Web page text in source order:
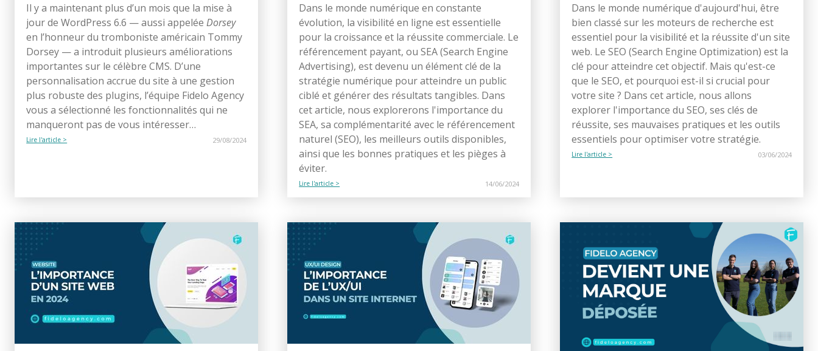
Il y a maintenant plus d’un mois que la mise à
jour de WordPress 6.6 — aussi appeléeDorsey
en l’honneur du tromboniste américain Tommy
Dorsey — a introduit plusieurs améliorations
importantes sur le célèbre CMS. D’une
personnalisation accrue du site à une gestion
plus robuste des plugins, l’équipe Fidelo Agency
vous a sélectionné les fonctionnalités qui ne
manqueront pas de vous intéresser…
Lire l'article > 29/08/2024
Dans le monde numérique en constante
évolution, la visibilité en ligne est essentielle
pour la croissance et la réussite commerciale. Le
référencement payant, ou SEA (Search Engine
Advertising), est devenu un élément clé de la
stratégie numérique pour atteindre un public
ciblé et générer des résultats tangibles. Dans
cet article, nous explorerons l'importance du
SEA, sa complémentarité avec le référencement
naturel (SEO), les meilleurs outils disponibles,
ainsi que les bonnes pratiques et les pièges à
éviter.
Lire l'article > 14/06/2024
Dans le monde numérique d'aujourd'hui, être
bien classé sur les moteurs de recherche est
essentiel pour la visibilité et la réussite d'un site
web. Le SEO (Search Engine Optimization) est la
clé pour atteindre cet objectif. Mais qu'est-ce
que le SEO, et pourquoi est-il si crucial pour
votre site ? Dans cet article, nous allons
explorer l'importance du SEO, ses clés de
réussite, ses mauvaises pratiques et les outils
essentiels pour optimiser votre stratégie.
Lire l'article > 03/06/2024